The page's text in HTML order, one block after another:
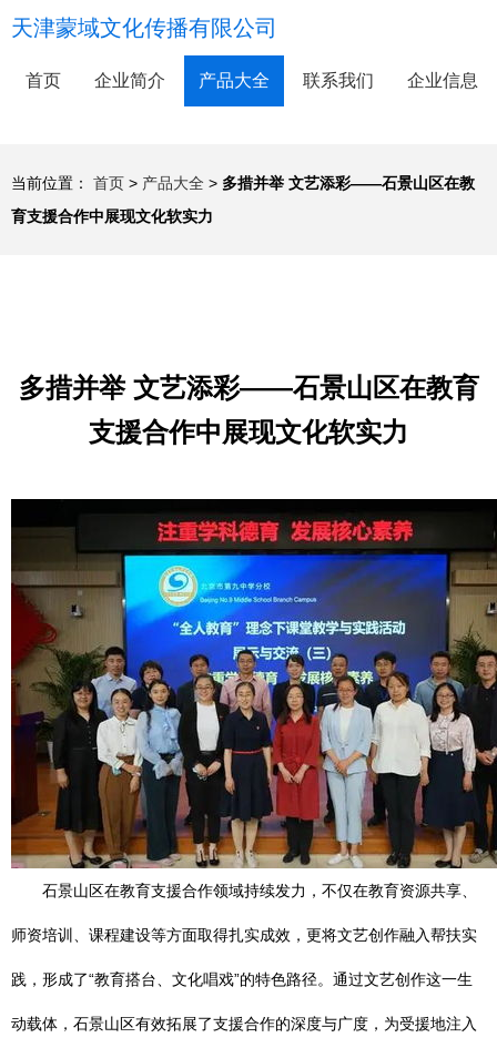
天津蒙域文化传播有限公司
首页 企业简介 产品大全 联系我们 企业信息
当前位置： 首页 > 产品大全 > 多措并举 文艺添彩——石景山区在教
育支援合作中展现文化软实力
多措并举 文艺添彩——石景山区在教育
支援合作中展现文化软实力
石景山区在教育支援合作领域持续发力，不仅在教育资源共享、
师资培训、课程建设等方面取得扎实成效，更将文艺创作融入帮扶实
践，形成了“教育搭台、文化唱戏”的特色路径。通过文艺创作这一生
动载体，石景山区有效拓展了支援合作的深度与广度，为受援地注入